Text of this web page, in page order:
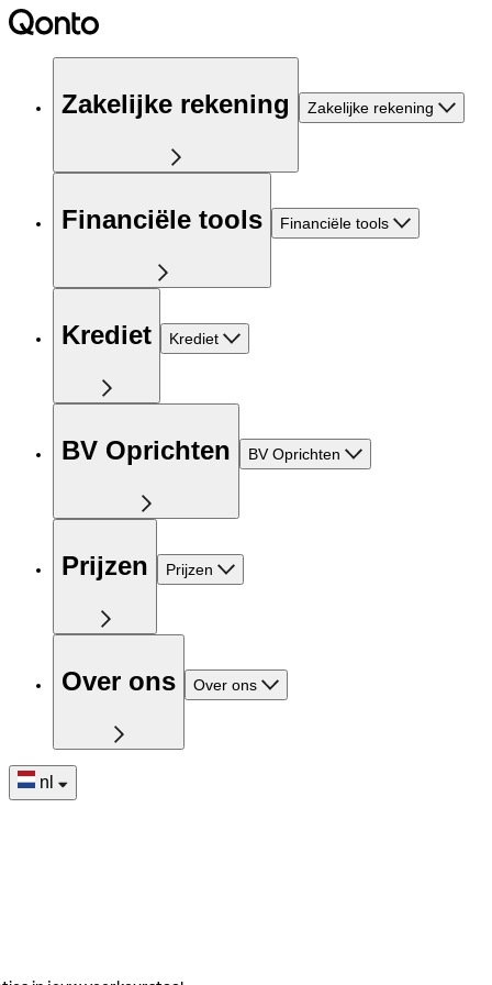
Zakelijke rekening Zakelijke rekening
Financiële tools Financiële tools
Krediet Krediet
BV Oprichten BV Oprichten
Prijzen Prijzen
Over ons Over ons
nl